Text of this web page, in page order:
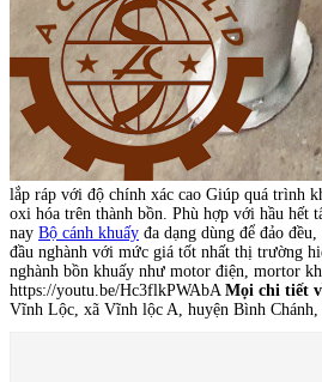
lắp ráp với độ chính xác cao Giúp quá trình
oxi hóa trên thành bồn. Phù hợp với hầu
nay Bộ cánh khuấy đa dạng dùng để đảo
đầu nghành với mức giá tốt nhất thị trường
nghành bồn khuấy như motor điện, mortor
https://youtu.be/Hc3flkPWAbA Mọi chi tiết
Vĩnh Lộc, xã Vĩnh lộc A, huyện Bình